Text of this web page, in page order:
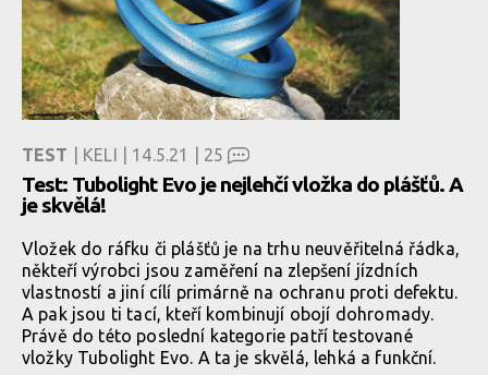
TEST | KELI | 14.5.21 | 25
Test: Tubolight Evo je nejlehčí vložka do plášťů. A
je skvělá!
Vložek do ráfku či plášťů je na trhu neuvěřitelná řádka,
někteří výrobci jsou zaměření na zlepšení jízdních
vlastností a jiní cílí primárně na ochranu proti defektu.
A pak jsou ti tací, kteří kombinují obojí dohromady.
Právě do této poslední kategorie patří testované
vložky Tubolight Evo. A ta je skvělá, lehká a funkční.